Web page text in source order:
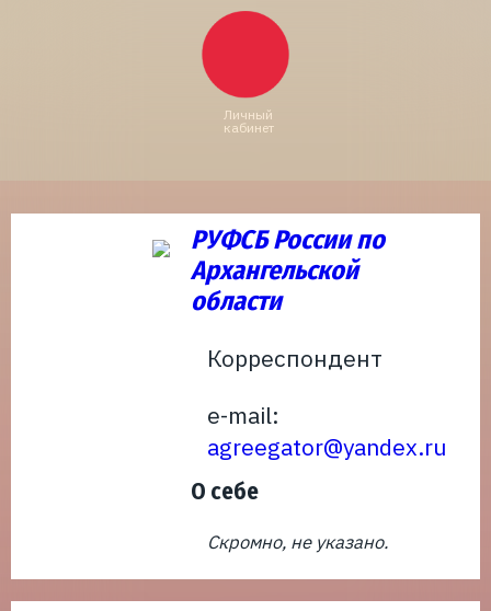
Личный
кабинет
РУФСБ России по
Архангельской
области
Корреспондент
e-mail:
agreegator@yandex.ru
О себе
Скромно, не указано.